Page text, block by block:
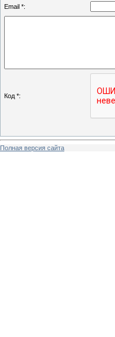
Email *:
Код *:
Полная версия сайта